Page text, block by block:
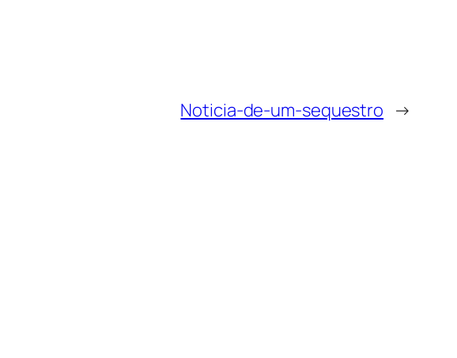
Noticia-de-um-sequestro →